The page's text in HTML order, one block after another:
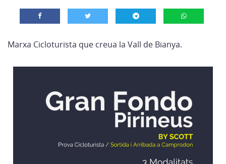
Marxa Cicloturista que creua la Vall de Bianya.